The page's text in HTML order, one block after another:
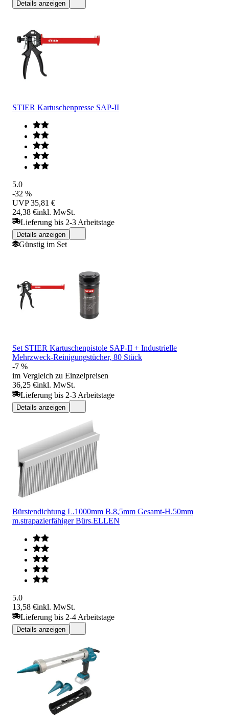
Details anzeigen
STIER Kartuschenpresse SAP-II
5.0
-32 %
UVP 35,81 €
24,38 €inkl. MwSt.
Lieferung bis 2-3 Arbeitstage
Details anzeigen
Günstig im Set
Set STIER Kartuschenpistole SAP-II + Industrielle
Mehrzweck-Reinigungstücher, 80 Stück
-7 %
im Vergleich zu Einzelpreisen
36,25 €inkl. MwSt.
Lieferung bis 2-3 Arbeitstage
Details anzeigen
Bürstendichtung L.1000mm B.8,5mm Gesamt-H.50mm
m.strapazierfähiger Bürs.ELLEN
5.0
13,58 €inkl. MwSt.
Lieferung bis 2-4 Arbeitstage
Details anzeigen